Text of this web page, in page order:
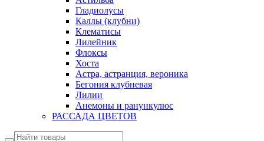
Гладиолусы
Каллы (клубни)
Клематисы
Лилейник
Флоксы
Хоста
Астра, астранция, вероника
Бегония клубневая
Лилии
Анемоны и ранункулюс
РАССАДА ЦВЕТОВ